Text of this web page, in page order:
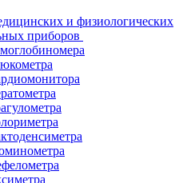
и физиологических
приборов